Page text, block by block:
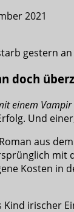
2021
gestern an
doch
einem Vampir
Und
aus
mit
Kosten in
irischer